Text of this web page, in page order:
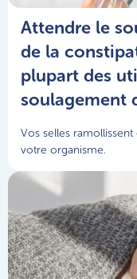
Attendre le
de la
plupart des
soulagement
Vos selles
votre organisme.